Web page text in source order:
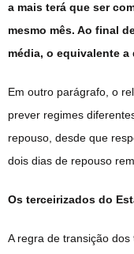
a mais terá que ser
mesmo mês. Ao final
média, o equivalente
Em outro parágrafo, o
prever regimes
repouso, desde que
dois dias de repouso
Os terceirizados do
A regra de transição